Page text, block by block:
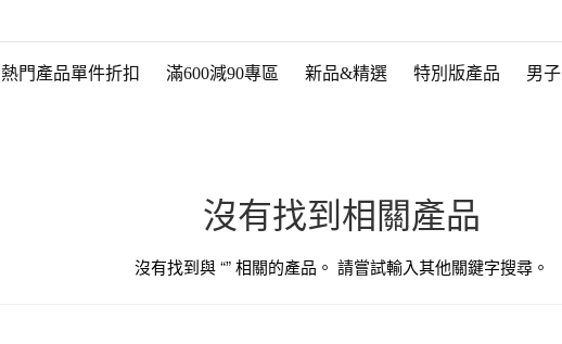
熱門產品單件折扣 滿600減90專區 新品&精選 特別版產品 男子
沒有找到相關產品
沒有找到與 “” 相關的產品。 請嘗試輸入其他關鍵字搜尋。